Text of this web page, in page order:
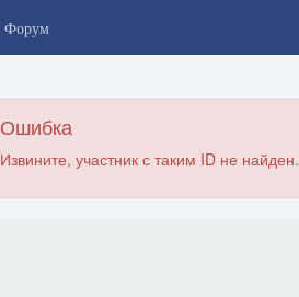
Форум
Ошибка
Извините, участник с таким ID не найден.